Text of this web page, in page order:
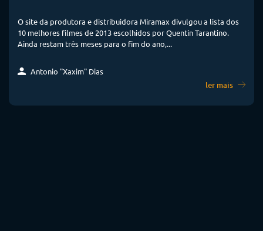
O site da produtora e distribuidora Miramax divulgou a lista dos
10 melhores filmes de 2013 escolhidos por Quentin Tarantino.
Ainda restam três meses para o fim do ano,...
Antonio "Xaxim" Dias
ler mais